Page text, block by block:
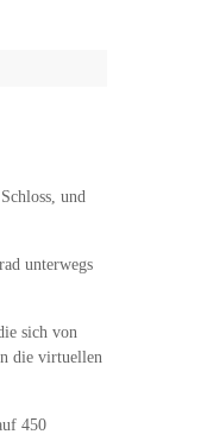
und
unterwegs
sich von
die virtuellen
450